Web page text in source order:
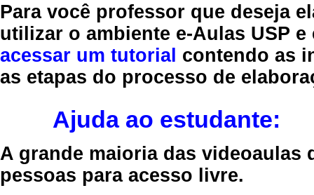
Para você professor que deseja
utilizar o ambiente e-Aulas USP
acessar um tutorial contendo as
as etapas do processo de
Ajuda ao estudante:
A grande maioria das videoaulas
pessoas para acesso livre.